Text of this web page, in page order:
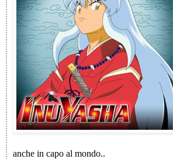
anche in capo al mondo..